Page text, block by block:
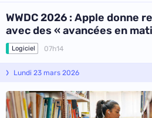
WWDC 2026 : Apple donne
avec des « avancées en
Logiciel 07h14
Lundi 23 mars 2026